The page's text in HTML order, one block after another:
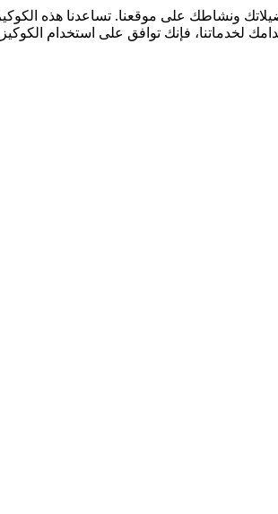
ونشاطك على موقعنا. تساعدنا هذه
لخدماتنا، فإنك توافق على استخدام